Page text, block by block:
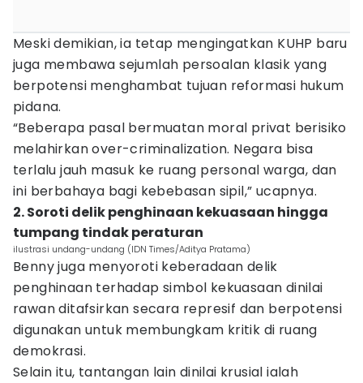
Meski demikian, ia tetap mengingatkan KUHP baru
juga membawa sejumlah persoalan klasik yang
berpotensi menghambat tujuan reformasi hukum
pidana.
“Beberapa pasal bermuatan moral privat berisiko
melahirkan over-criminalization. Negara bisa
terlalu jauh masuk ke ruang personal warga, dan
ini berbahaya bagi kebebasan sipil,” ucapnya.
2. Soroti delik penghinaan kekuasaan hingga
tumpang tindak peraturan
ilustrasi undang-undang (IDN Times/Aditya Pratama)
Benny juga menyoroti keberadaan delik
penghinaan terhadap simbol kekuasaan dinilai
rawan ditafsirkan secara represif dan berpotensi
digunakan untuk membungkam kritik di ruang
demokrasi.
Selain itu, tantangan lain dinilai krusial ialah